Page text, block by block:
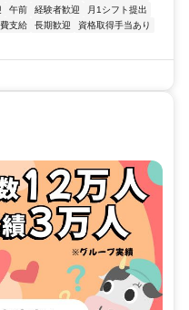
午前 経験者歓迎
月1シフト提出
支給 長期歓迎
資格取得手当あり